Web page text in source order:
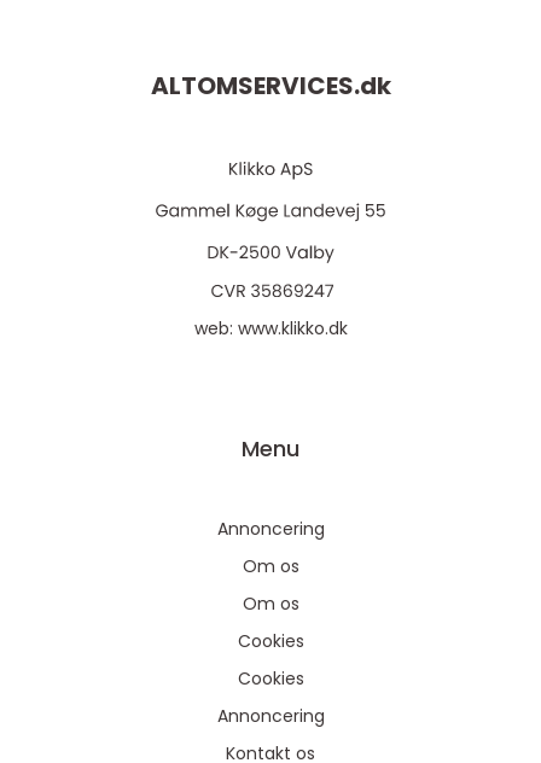
ALTOMSERVICES.dk
web: www.klikko.dk
Menu
Annoncering
Om os
Om os
Cookies
Cookies
Annoncering
Kontakt os